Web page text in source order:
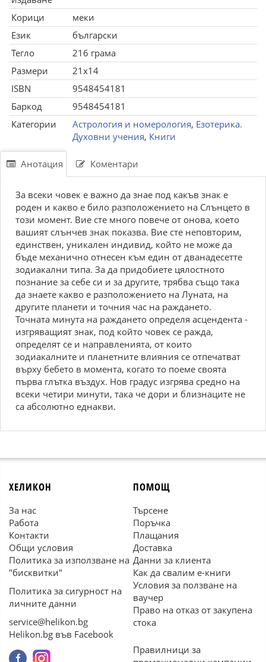
Корици
меки
Език
български
Тегло
216 грама
Размери
21x14
ISBN
9548454181
Баркод
9548454181
Категории
Астрология и номерология, Езотерика.
Духовни учения, Книги
Анотация Коментари
За всеки човек е важно да знае под какъв знак е
роден и какво е било разположението на Слънцето в
този момент. Вие сте много повече от онова, което
вашият слънчев знак показва. Вие сте неповторим,
единствен, уникален индивид, който не може да
бъде механично отнесен към един от дванадесетте
зодиакални типа. За да придобиете цялостното
познание за себе си и за другите, трябва също така
да знаете какво е разположението на Луната, на
другите планети и точния час на раждането.
Точната минута на раждането определя асцендента -
изгряващият знак, под който човек се ражда,
определят се и направленията, от които
зодиакалните и планетните влияния се отпечатват
върху бебето в момента, когато то поеме своята
първа глътка въздух. Нов градус изгрява средно на
всеки четири минути, така че дори и близнаците не
са абсолютно еднакви.
ХЕЛИКОН
За нас
Работа
Контакти
Общи условия
Политика за използване на
"бисквитки"
Политика за сигурност на
личните данни
service@helikon.bg
Helikon.bg във Facebook
ПОМОЩ
Търсене
Поръчка
Плащания
Доставка
Данни за клиента
Как да свалим е-книги
Условия за ползване на
ваучер
Право на отказ от закупена
стока
Правилници за